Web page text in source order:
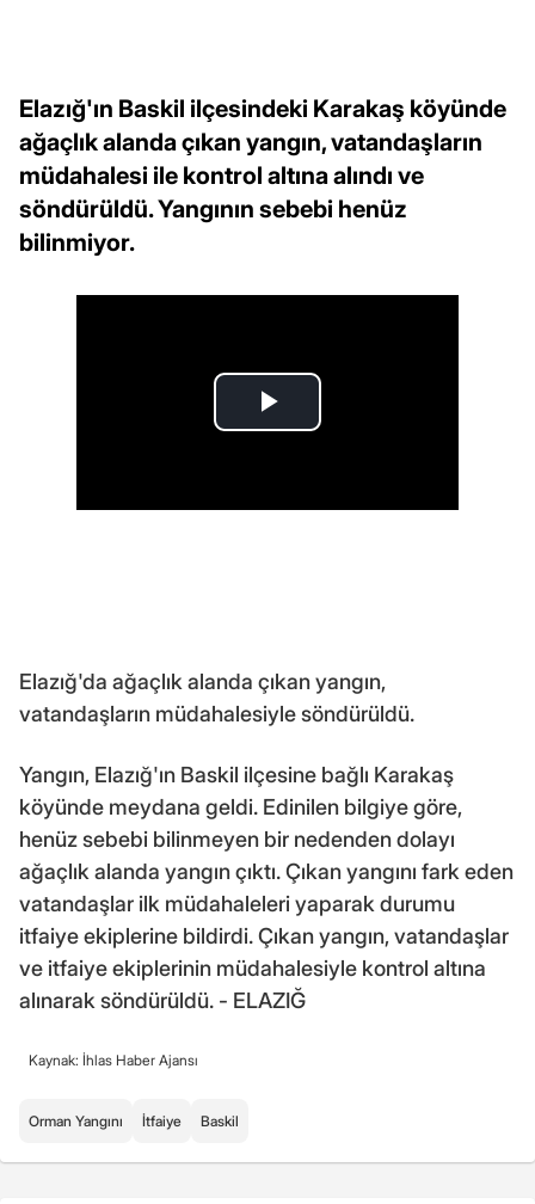
Elazığ'ın Baskil ilçesindeki Karakaş köyünde
ağaçlık alanda çıkan yangın, vatandaşların
müdahalesi ile kontrol altına alındı ve
söndürüldü. Yangının sebebi henüz
bilinmiyor.
Elazığ'da ağaçlık alanda çıkan yangın,
vatandaşların müdahalesiyle söndürüldü.
Yangın, Elazığ'ın Baskil ilçesine bağlı Karakaş
köyünde meydana geldi. Edinilen bilgiye göre,
henüz sebebi bilinmeyen bir nedenden dolayı
ağaçlık alanda yangın çıktı. Çıkan yangını fark eden
vatandaşlar ilk müdahaleleri yaparak durumu
itfaiye ekiplerine bildirdi. Çıkan yangın, vatandaşlar
ve itfaiye ekiplerinin müdahalesiyle kontrol altına
alınarak söndürüldü. - ELAZIĞ
Kaynak: İhlas Haber Ajansı
Orman Yangını İtfaiye Baskil